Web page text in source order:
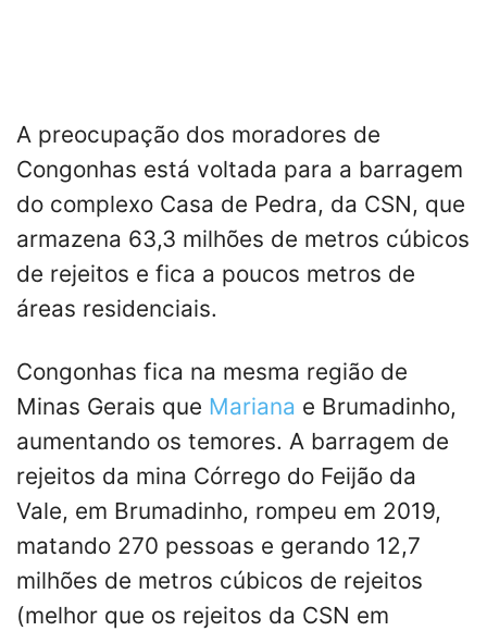
A preocupação dos moradores de
Congonhas está voltada para a barragem
do complexo Casa de Pedra, da CSN, que
armazena 63,3 milhões de metros cúbicos
de rejeitos e fica a poucos metros de
áreas residenciais.
Congonhas fica na mesma região de
Minas Gerais que Mariana e Brumadinho,
aumentando os temores. A barragem de
rejeitos da mina Córrego do Feijão da
Vale, em Brumadinho, rompeu em 2019,
matando 270 pessoas e gerando 12,7
milhões de metros cúbicos de rejeitos
(melhor que os rejeitos da CSN em